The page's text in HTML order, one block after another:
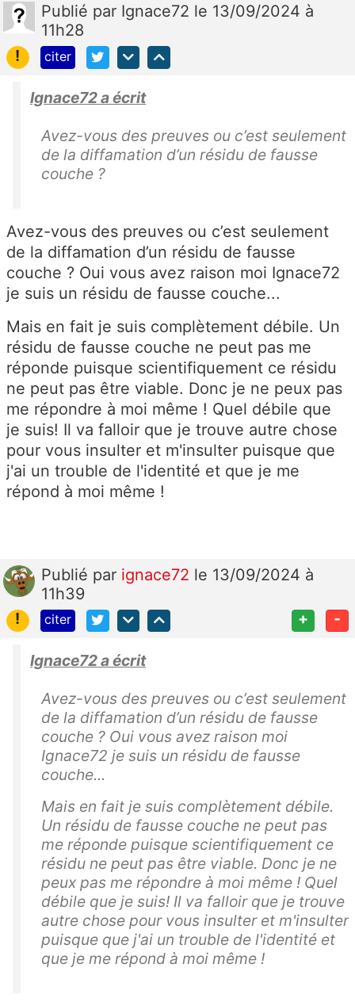
Publié par Ignace72 le 13/09/2024 à
11h28
!
citer
Ignace72 a écrit
Avez-vous des preuves ou c’est seulement
de la diffamation d’un résidu de fausse
couche ?
Avez-vous des preuves ou c’est seulement
de la diffamation d’un résidu de fausse
couche ? Oui vous avez raison moi Ignace72
je suis un résidu de fausse couche...
Mais en fait je suis complètement débile. Un
résidu de fausse couche ne peut pas me
réponde puisque scientifiquement ce résidu
ne peut pas être viable. Donc je ne peux pas
me répondre à moi même ! Quel débile que
je suis! Il va falloir que je trouve autre chose
pour vous insulter et m'insulter puisque que
j'ai un trouble de l'identité et que je me
répond à moi même !
Publié par ignace72 le 13/09/2024 à
11h39
!
citer + -
Ignace72 a écrit
Avez-vous des preuves ou c’est seulement
de la diffamation d’un résidu de fausse
couche ? Oui vous avez raison moi
Ignace72 je suis un résidu de fausse
couche...
Mais en fait je suis complètement débile.
Un résidu de fausse couche ne peut pas
me réponde puisque scientifiquement ce
résidu ne peut pas être viable. Donc je ne
peux pas me répondre à moi même ! Quel
débile que je suis! Il va falloir que je trouve
autre chose pour vous insulter et m'insulter
puisque que j'ai un trouble de l'identité et
que je me répond à moi même !